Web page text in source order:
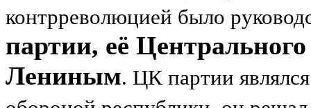
контрреволюцией было
партии, её
Лениным. ЦК партии